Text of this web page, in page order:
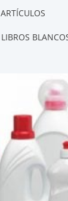
ARTÍCULOS
LIBROS